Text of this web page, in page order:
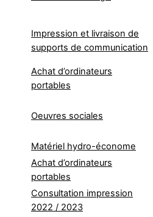
Impression et livraison de
supports de communication
Achat d’ordinateurs
portables
Oeuvres sociales
Matériel hydro-économe
Achat d’ordinateurs
portables
Consultation impression
2022 / 2023